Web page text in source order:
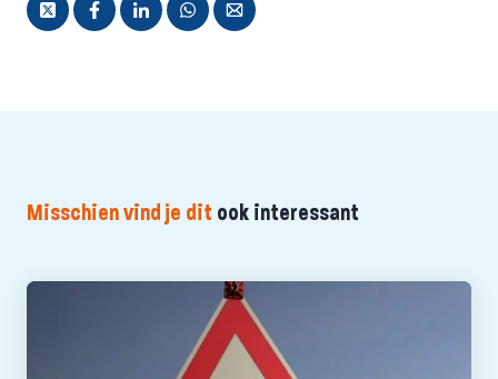
Misschien vind je dit ook interessant